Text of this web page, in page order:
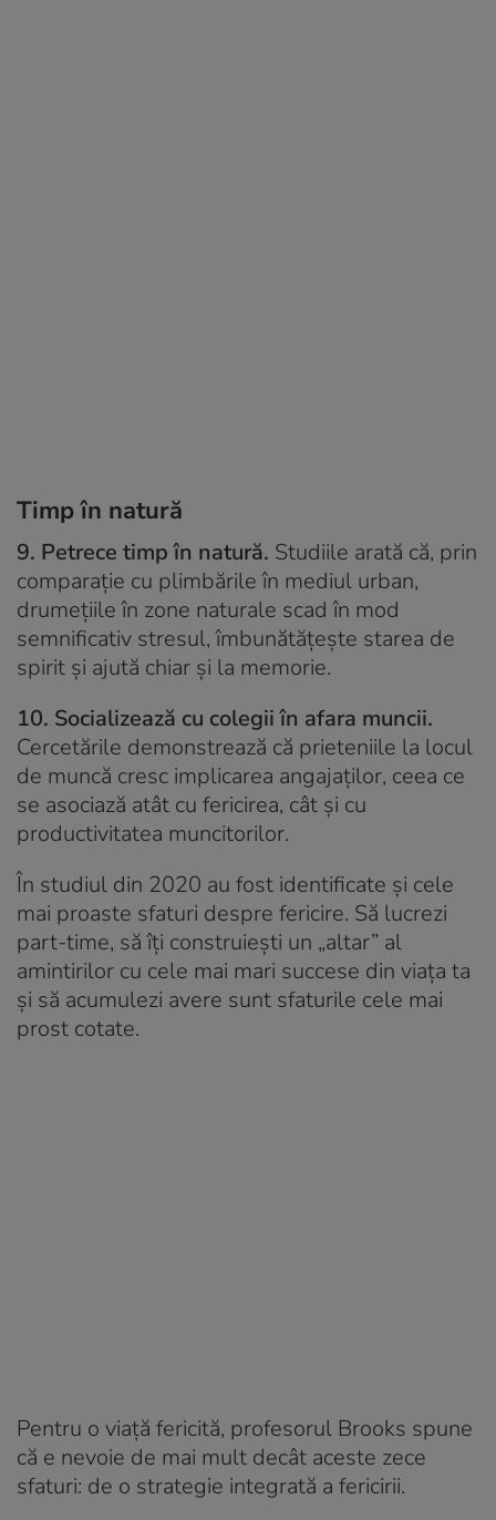
Timp în natură
9. Petrece timp în natură. Studiile arată că, prin
comparație cu plimbările în mediul urban,
drumețiile în zone naturale scad în mod
semnificativ stresul, îmbunătățește starea de
spirit și ajută chiar și la memorie.
10. Socializează cu colegii în afara muncii.
Cercetările demonstrează că prieteniile la locul
de muncă cresc implicarea angajaților, ceea ce
se asociază atât cu fericirea, cât și cu
productivitatea muncitorilor.
În studiul din 2020 au fost identificate și cele
mai proaste sfaturi despre fericire. Să lucrezi
part-time, să îți construiești un „altar” al
amintirilor cu cele mai mari succese din viața ta
și să acumulezi avere sunt sfaturile cele mai
prost cotate.
Pentru o viață fericită, profesorul Brooks spune
că e nevoie de mai mult decât aceste zece
sfaturi: de o strategie integrată a fericirii.